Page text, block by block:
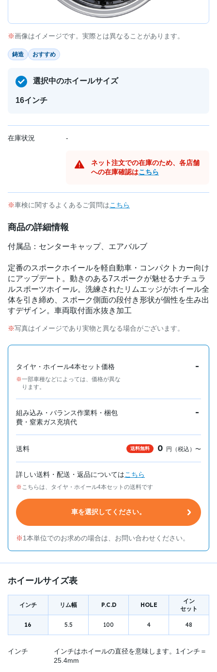
画像はイメージです。実際とは異なることがあります。
鋳造 おすすめ
選択中のホイールサイズ
16インチ
在庫状況 -
ネット注文での在庫のため、各店舗
への在庫確認はこちら
車検に関するよくあるご質問はこちら
商品の詳細情報
付属品：センターキャップ、エアバルブ
定番のスポークホイールを軽自動車・コンパクトカー向け
にアップデート。動きのある7スポークが魅せるナチュラ
ルスポーツホイール。洗練されたリムエッジがホイール全
体を引き締め、スポーク側面の段付き形状が個性を生み出
すデザイン。車両取付面水抜き加工
写真はイメージであり実物と異なる場合がございます。
タイヤ・ホイール4本セット価格
一部車種などによっては、価格が異な
ります。
-
組み込み・バランス作業料・梱包
費・窒素ガス充填代
-
送料 送料無料 0 円（税込）〜
詳しい送料・配送・返品についてはこちら
こちらは、タイヤ・ホイール4本セットの送料です
車を選択してください。
1本単位でのお求めの場合は、お問い合わせください。
ホイールサイズ表
インチ リム幅 P.C.D HOLE
イン
セット
16 5.5 100 4 48
インチ
インチはホイールの直径を意味します。1インチ＝
25.4mm